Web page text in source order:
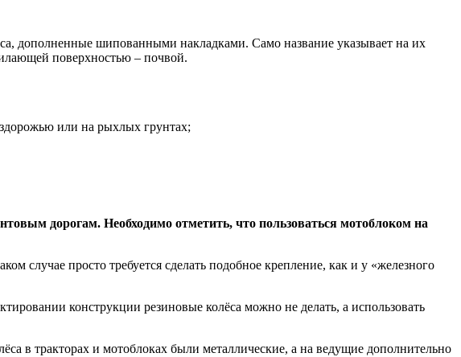
дополненные шипованными накладками. Само название указывает на их
поверхностью – почвой.
или на рыхлых грунтах;
дорогам. Необходимо отметить, что пользоваться мотоблоком на
случае просто требуется сделать подобное крепление, как и у «железного
конструкции резиновые колёса можно не делать, а использовать
в тракторах и мотоблоках были металлические, а на ведущие дополнительно